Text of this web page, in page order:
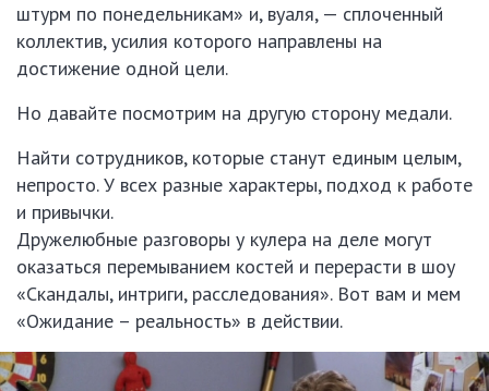
штурм по понедельникам» и, вуаля, — сплоченный
коллектив, усилия которого направлены на
достижение одной цели.
Но давайте посмотрим на другую сторону медали.
Найти сотрудников, которые станут единым целым,
непросто. У всех разные характеры, подход к работе
и привычки.
Дружелюбные разговоры у кулера на деле могут
оказаться перемыванием костей и перерасти в шоу
«Скандалы, интриги, расследования». Вот вам и мем
«Ожидание – реальность» в действии.